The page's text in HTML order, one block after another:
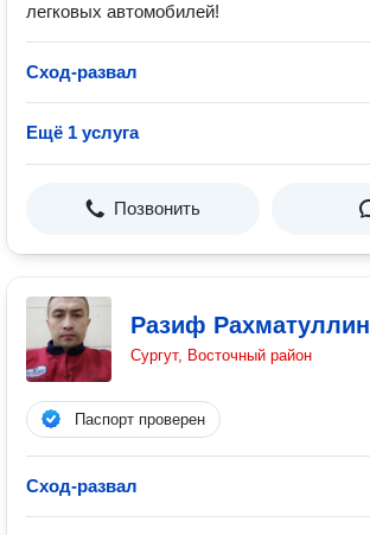
легковых автомобилей!
Сход-развал
Ещё 1 услуга
Позвонить
Разиф Рахматуллин
Сургут, Восточный район
Паспорт проверен
Сход-развал